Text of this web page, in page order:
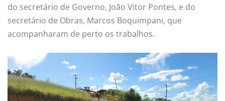
do secretário de Governo, João Vitor Pontes, e do
secretário de Obras, Marcos Boquimpani, que
acompanharam de perto os trabalhos.